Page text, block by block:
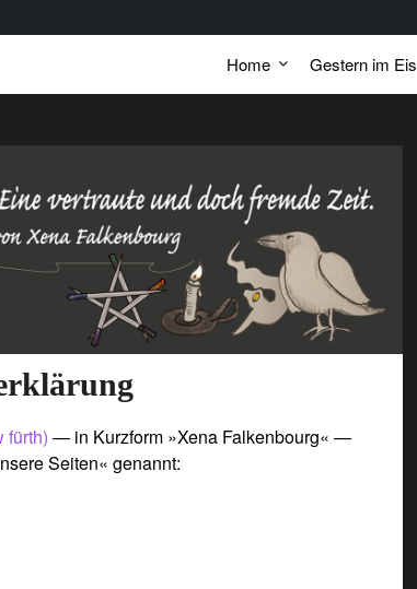
Home Gestern im Eis
fürth) — in Kurzform »Xena Falkenbourg« —
Seiten« genannt: